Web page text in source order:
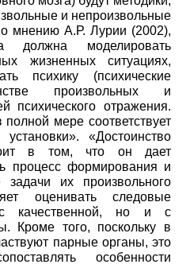
и непроизвольные
мнению А.Р. Лурии (2002),
должна моделировать
жизненных ситуациях,
психику (психические
произвольных и
психического отражения.
мере соответствует
«Достоинство
в том, что он дает
процесс формирования и
их произвольного
оценивать следовые
качественной, но и с
Кроме того, поскольку в
парные органы, это
особенности